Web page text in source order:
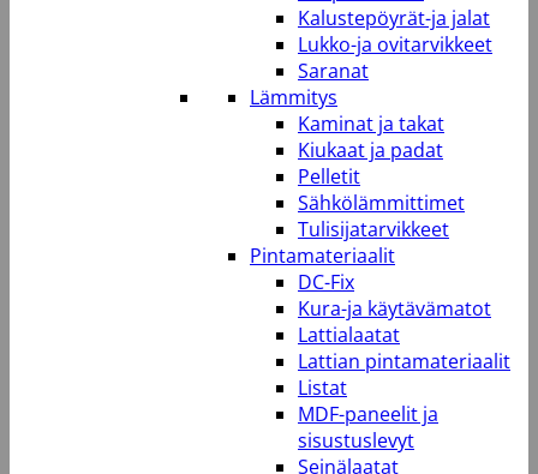
Kalustepöyrät-ja jalat
Lukko-ja ovitarvikkeet
Saranat
Lämmitys
Kaminat ja takat
Kiukaat ja padat
Pelletit
Sähkölämmittimet
Tulisijatarvikkeet
Pintamateriaalit
DC-Fix
Kura-ja käytävämatot
Lattialaatat
Lattian pintamateriaalit
Listat
MDF-paneelit ja
sisustuslevyt
Seinälaatat